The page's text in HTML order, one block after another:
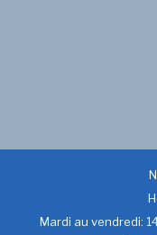
Mardi au vendredi: